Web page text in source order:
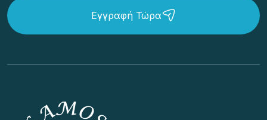
Εγγραφή Τώρα